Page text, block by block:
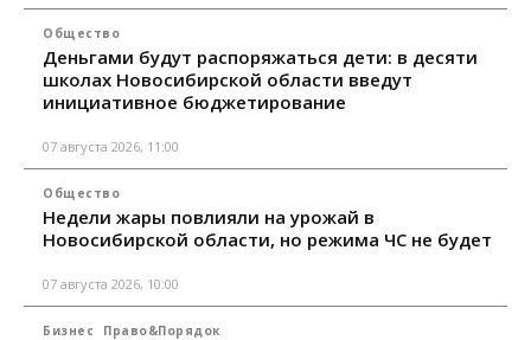
Общество
Деньгами будут распоряжаться дети: в десяти
школах Новосибирской области введут
инициативное бюджетирование
07 августа 2026, 11:00
Общество
Недели жары повлияли на урожай в
Новосибирской области, но режима ЧС не будет
07 августа 2026, 10:00
Бизнес Право&Порядок